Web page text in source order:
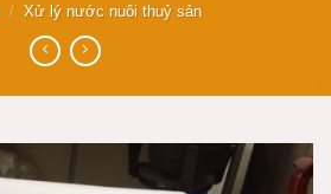
/ Xử lý nước nuôi thuỷ sản